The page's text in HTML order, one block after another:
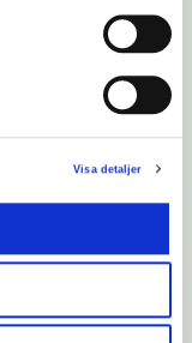
Visa detaljer
toaletter